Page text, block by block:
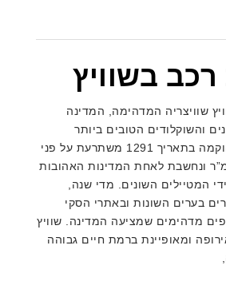
בשוויץ
שוויצריה המדהימה, המדינה
והשוקלודים הטובים ביותר
בעולם. המדינה שהוקמה בתאריך 1291 משתרעת על פני
של 41,000 קמ”ר ונחשבת לאחת המדינות האהובות
המטיילים השונים. מדי שנה,
בערים השונות ובאתרי הסקי
מדהימים שמציעה המדינה. שוויץ
ומאופיינת ברמת חיים גבוהה